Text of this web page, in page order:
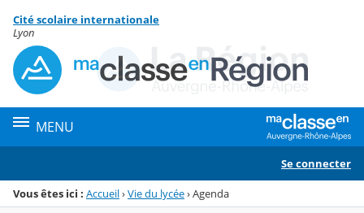
Menu de la rubrique
Contenu
Cité scolaire internationale
Lyon
MENU
Se connecter
Vous êtes ici : Accueil›Vie du lycée›Agenda